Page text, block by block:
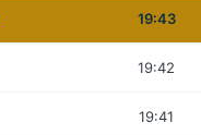
19:43
19:42
19:41